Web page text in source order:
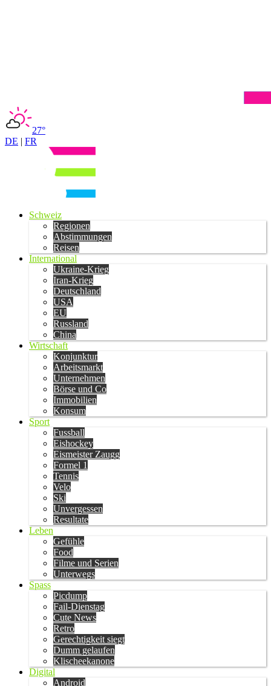
27°
DE | FR
Schweiz
Regionen
Abstimmungen
Reisen
International
Ukraine-Krieg
Iran-Krieg
Deutschland
USA
EU
Russland
China
Wirtschaft
Konjunktur
Arbeitsmarkt
Unternehmen
Börse und Co
Immobilien
Konsum
Sport
Fussball
Eishockey
Eismeister Zaugg
Formel 1
Tennis
Velo
Ski
Unvergessen
Resultate
Leben
Gefühle
Food
Filme und Serien
Unterwegs
Spass
Picdump
Fail-Dienstag
Cute News
Retro
Gerechtigkeit siegt
Dumm gelaufen
Klischeekanone
Digital
Android